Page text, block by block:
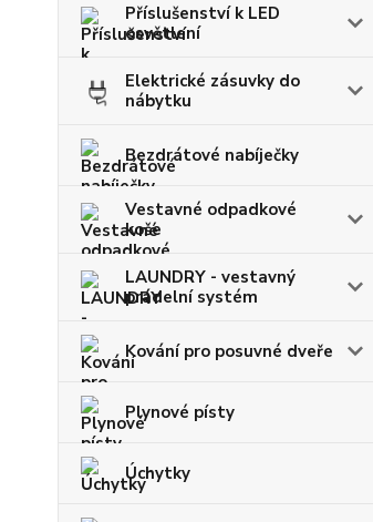
Příslušenství k LED
osvětlení
Elektrické zásuvky do
nábytku
Bezdrátové nabíječky
Vestavné odpadkové
koše
LAUNDRY - vestavný
prádelní systém
Kování pro posuvné dveře
Plynové písty
Úchytky